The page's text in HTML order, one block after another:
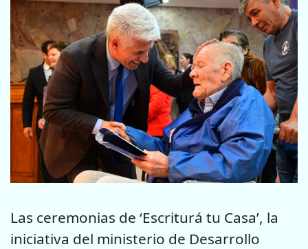
Las ceremonias de ‘Escriturá tu Casa’, la
iniciativa del ministerio de Desarrollo